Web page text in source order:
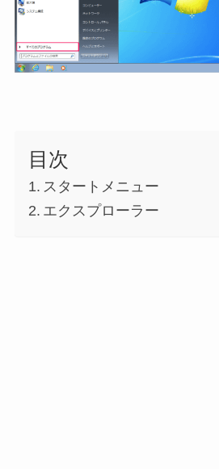
目次
スタートメニュー
エクスプローラー